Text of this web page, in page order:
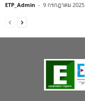
ETP_Admin - 9 กรกฎาคม 2025